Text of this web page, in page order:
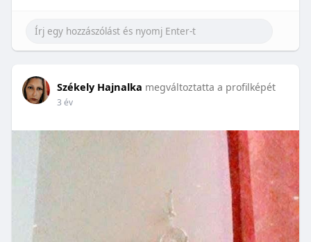
Székely Hajnalka megváltoztatta a profilképét
3 év